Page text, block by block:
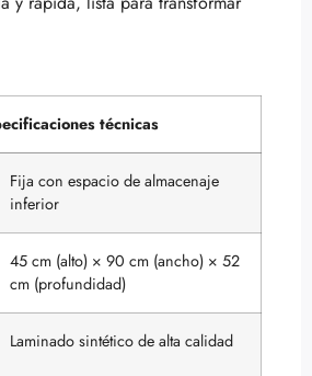
técnicas
Fija con espacio de almacenaje
inferior
45 cm (alto) × 90 cm (ancho) × 52
cm (profundidad)
Laminado sintético de alta calidad